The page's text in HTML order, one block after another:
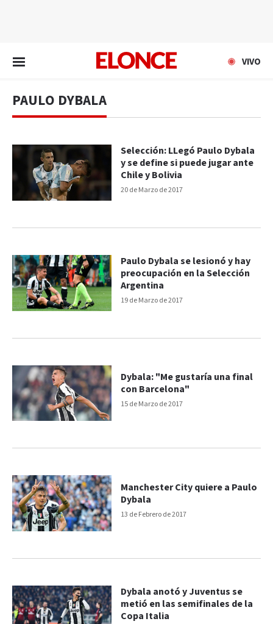
VIVO
PAULO DYBALA
20 de Marzo de 2017
Selección: LLegó Paulo Dybala
y se define si puede jugar ante
Chile y Bolivia
19 de Marzo de 2017
Paulo Dybala se lesionó y hay
preocupación en la Selección
Argentina
15 de Marzo de 2017
Dybala: "Me gustaría una final
con Barcelona"
13 de Febrero de 2017
Manchester City quiere a Paulo
Dybala
Dybala anotó y Juventus se
metió en las semifinales de la
Copa Italia